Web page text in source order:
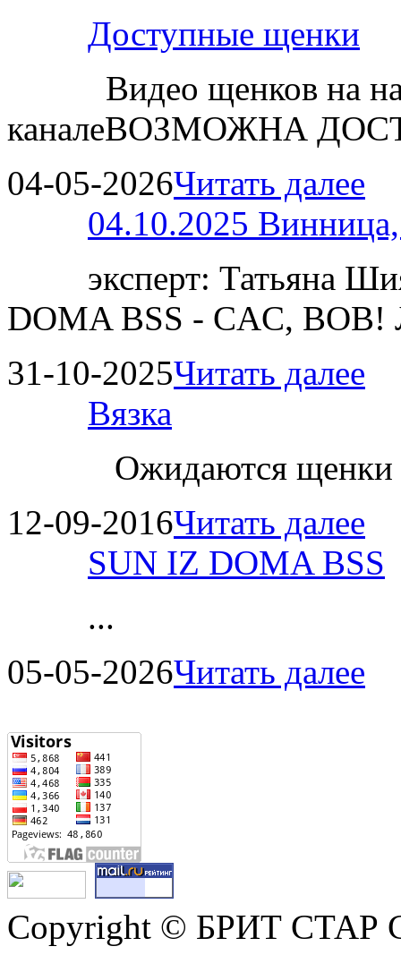
Доступные щенки
Видео щенков на
каналеВОЗМОЖНА
04-05-2026Читать далее
04.10.2025
эксперт: Татьяна
DOMA BSS - CAC,
31-10-2025Читать далее
Вязка
Ожидаются
12-09-2016Читать далее
SUN IZ DOMA BSS
...
05-05-2026Читать далее
Copyright © БРИТ СТАР